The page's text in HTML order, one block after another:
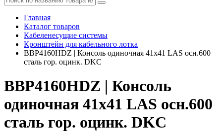
Главная
Каталог товаров
Кабеленесущие системы
Кронштейн для кабельного лотка
BBP4160HDZ | Консоль одиночная 41х41 LAS осн.600
сталь гор. оцинк. DKC
BBP4160HDZ | Консоль
одиночная 41х41 LAS осн.600
сталь гор. оцинк. DKC